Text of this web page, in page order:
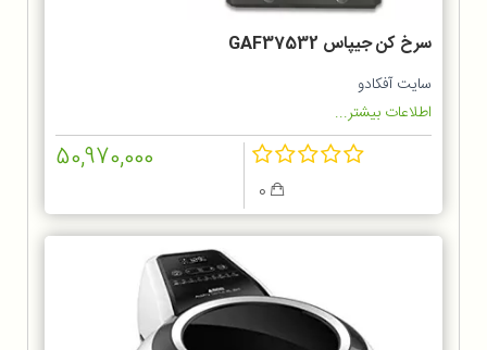
سرخ کن جیپاس GAF37532
سایت آفکادو
اطلاعات بیشتر...
50,970,000